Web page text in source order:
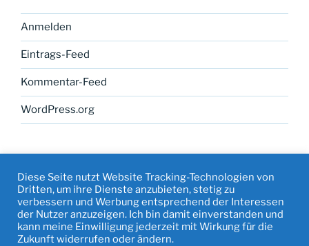
Anmelden
Eintrags-Feed
Kommentar-Feed
WordPress.org
FacebookInstagramMail
Datenschutz
&
Impressum
Diese Seite nutzt Website Tracking-Technologien von
Dritten, um ihre Dienste anzubieten, stetig zu
verbessern und Werbung entsprechend der Interessen
der Nutzer anzuzeigen. Ich bin damit einverstanden und
kann meine Einwilligung jederzeit mit Wirkung für die
Zukunft widerrufen oder ändern.